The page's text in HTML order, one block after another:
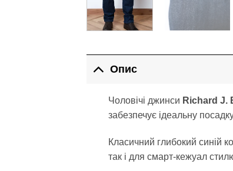
Опис
Чоловічі джинси Richard J.
забезпечує ідеальну
Класичний глибокий синій
так і для смарт-кежуал